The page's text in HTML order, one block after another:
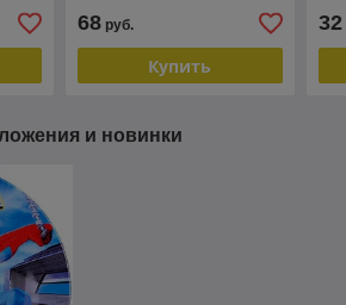
68руб.
Купить
32
и новинки